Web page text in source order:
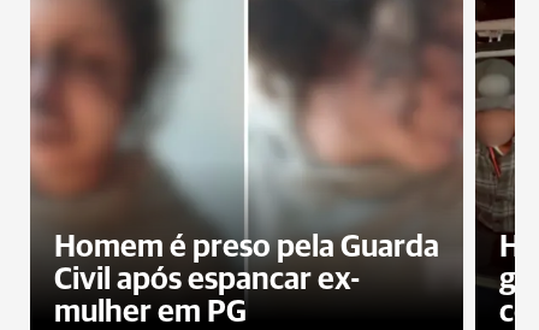
Homem é preso pela Guarda
Civil após espancar ex-
mulher em PG